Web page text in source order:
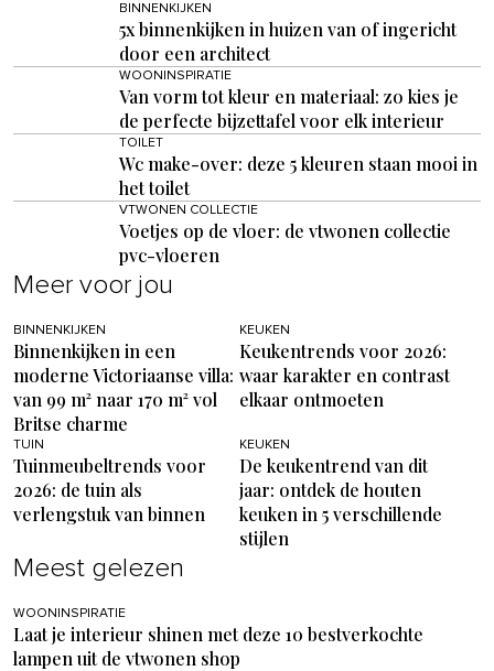
BINNENKIJKEN
5x binnenkijken in huizen van of ingericht
door een architect
WOONINSPIRATIE
Van vorm tot kleur en materiaal: zo kies je
de perfecte bijzettafel voor elk interieur
TOILET
Wc make-over: deze 5 kleuren staan mooi in
het toilet
VTWONEN COLLECTIE
Voetjes op de vloer: de vtwonen collectie
pvc-vloeren
Meer voor jou
BINNENKIJKEN
Binnenkijken in een
moderne Victoriaanse villa:
van 99 m² naar 170 m² vol
Britse charme
KEUKEN
Keukentrends voor 2026:
waar karakter en contrast
elkaar ontmoeten
TUIN
Tuinmeubeltrends voor
2026: de tuin als
verlengstuk van binnen
KEUKEN
De keukentrend van dit
jaar: ontdek de houten
keuken in 5 verschillende
stijlen
Meest gelezen
WOONINSPIRATIE
Laat je interieur shinen met deze 10 bestverkochte
lampen uit de vtwonen shop